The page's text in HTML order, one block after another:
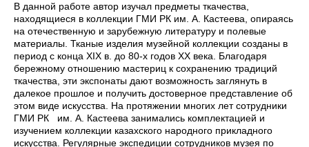
В данной работе автор изучал предметы ткачества,
находящиеся в коллекции ГМИ РК им. А. Кастеева, опираясь
на отечественную и зарубежную литературу и полевые
материалы. Тканые изделия музейной коллекции созданы в
период с конца ХІХ в. до 80-х годов ХХ века. Благодаря
бережному отношению мастериц к сохранению традиций
ткачества, эти экспонаты дают возможность заглянуть в
далекое прошлое и получить достоверное представление об
этом виде искусства. На протяжении многих лет сотрудники
ГМИ РК им. А. Кастеева занимались комплектацией и
изучением коллекции казахского народного прикладного
искусства. Регулярные экспедиции сотрудников музея по